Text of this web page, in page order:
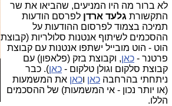
לא ברור מה היו המניעים, שהביאו את שר
התקשורת גלעד ארדן לפרסם הודעות
תמיכה בצמוד לפרסום ההודעות על
ההסכמים לשיתוף אנטנות סלולריות (קבוצת
הוט - הוט מובייל ישתפו אנטנות עם קבוצת
פרטנר - כאן, וקבוצת בזק (פלאפון) עם
קבוצת סלקום וגולן טלקום - כאן). כבר
ניתחתי בהרחבה כאן וכאן את המשמעות
(או יותר נכון - אי המשמעות) של ההסכמים
הללו.